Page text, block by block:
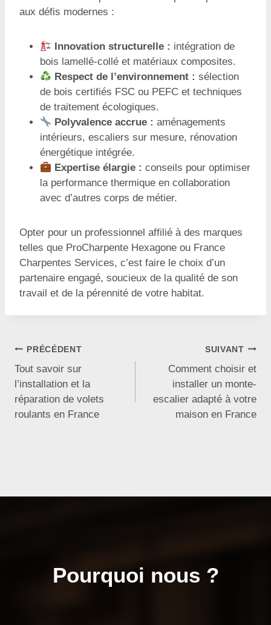
aux défis modernes :
Innovation structurelle : intégration de
bois lamellé-collé et matériaux composites.
Respect de l’environnement : sélection
de bois certifiés FSC ou PEFC et techniques
de traitement écologiques.
Polyvalence accrue : aménagements
intérieurs, escaliers sur mesure, rénovation
énergétique intégrée.
Expertise élargie : conseils pour optimiser
la performance thermique en collaboration
avec d’autres corps de métier.
Opter pour un professionnel affilié à des marques
telles que ProCharpente Hexagone ou France
Charpentes Services, c’est faire le choix d’un
partenaire engagé, soucieux de la qualité de son
travail et de la pérennité de votre habitat.
Navigation
de
l’article
PRÉCÉDENT
Tout savoir sur
l’installation et la
réparation de volets
roulants en France
SUIVANT
Comment choisir et
installer un monte-
escalier adapté à votre
maison en France
Pourquoi nous ?